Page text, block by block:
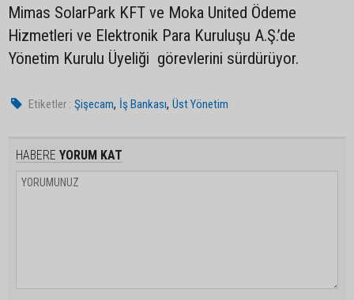
Mimas SolarPark KFT ve Moka United Ödeme
Hizmetleri ve Elektronik Para Kuruluşu A.Ş.’de
Yönetim Kurulu Üyeliği görevlerini sürdürüyor.
Etiketler : Şişecam, İş Bankası,Üst Yönetim
HABERE YORUM KAT